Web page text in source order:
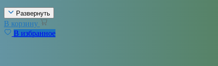
Развернуть
В корзину
В избранное